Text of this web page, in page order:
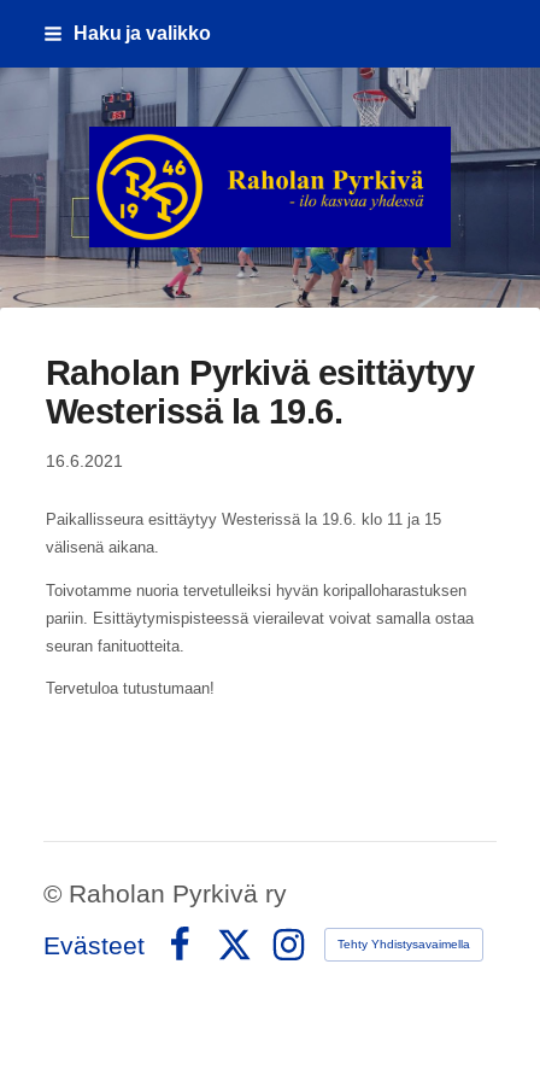
Siirry
Haku ja valikko
Raholan Pyrkivä ry
Raholan Pyrkivä esittäytyy
Westerissä la 19.6.
16.6.2021
Paikallisseura esittäytyy Westerissä la 19.6. klo 11 ja 15
välisenä aikana.
Toivotamme nuoria tervetulleiksi hyvän koripalloharastuksen
pariin. Esittäytymispisteessä vierailevat voivat samalla ostaa
seuran fanituotteita.
Tervetuloa tutustumaan!
© Raholan Pyrkivä ry
Evästeet
Tehty Yhdistysavaimella